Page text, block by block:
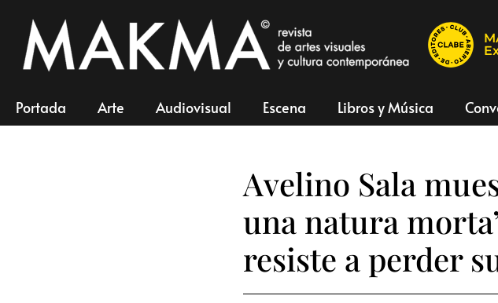
Portada Arte Audiovisual Escena Libros y Música
Avelino Sala
una natura
resiste a perder